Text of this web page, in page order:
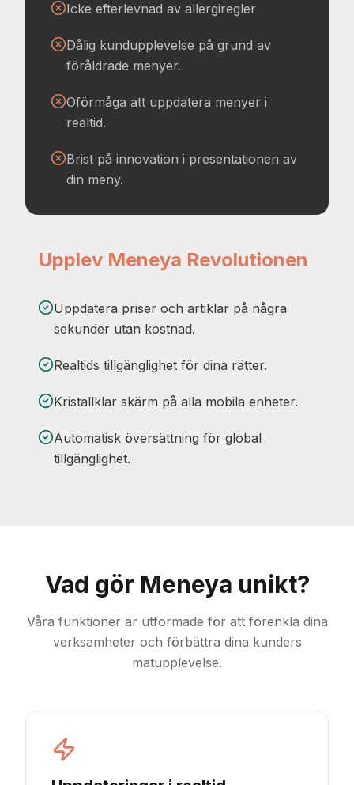
Icke efterlevnad av allergiregler
Dålig kundupplevelse på grund av
föråldrade menyer.
Oförmåga att uppdatera menyer i
realtid.
Brist på innovation i presentationen av
din meny.
Upplev Meneya Revolutionen
Uppdatera priser och artiklar på några
sekunder utan kostnad.
Realtids tillgänglighet för dina rätter.
Kristallklar skärm på alla mobila enheter.
Automatisk översättning för global
tillgänglighet.
Vad gör Meneya unikt?
Våra funktioner är utformade för att förenkla dina
verksamheter och förbättra dina kunders
matupplevelse.